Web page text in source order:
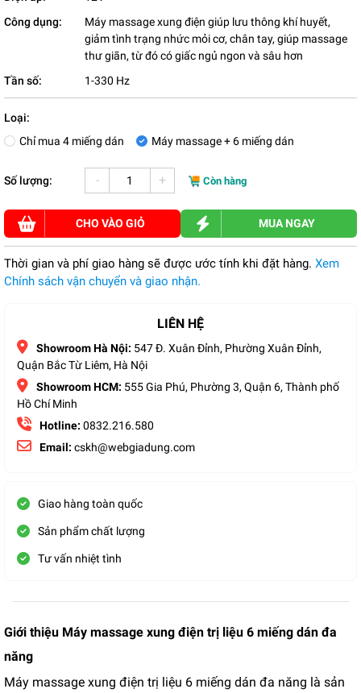
Công dụng:
Máy massage xung điện giúp lưu thông khí huyết,
giảm tình trạng nhức mỏi cơ, chân tay, giúp massage
thư giãn, từ đó có giấc ngủ ngon và sâu hơn
Tần số:
1-330 Hz
Loại:
Chỉ mua 4 miếng dán
Máy massage + 6 miếng dán
Số lượng: - + Còn hàng
CHO VÀO GIỎ MUA NGAY
Thời gian và phí giao hàng sẽ được ước tính khi đặt hàng. Xem
Chính sách vận chuyển và giao nhận.
LIÊN HỆ
Showroom Hà Nội: 547 Đ. Xuân Đỉnh, Phường Xuân Đỉnh,
Quận Bắc Từ Liêm, Hà Nội
Showroom HCM: 555 Gia Phú, Phường 3, Quận 6, Thành phố
Hồ Chí Minh
Hotline: 0832.216.580
Email: cskh@webgiadung.com
Giao hàng toàn quốc
Sản phẩm chất lượng
Tư vấn nhiệt tình
Giới thiệu Máy massage xung điện trị liệu 6 miếng dán đa
năng
Máy massage xung điện trị liệu 6 miếng dán đa năng là sản